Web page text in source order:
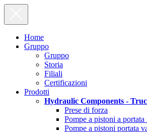
Home
Gruppo
Gruppo
Storia
Filiali
Certificazioni
Prodotti
Hydraulic Components -
Prese di forza
Pompe a pistoni a portata
Pompe a pistoni portata